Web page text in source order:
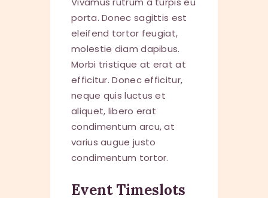
porta. Donec sagittis est
eleifend tortor feugiat,
molestie diam dapibus.
Morbi tristique at erat at
efficitur. Donec efficitur,
neque quis luctus et
aliquet, libero erat
condimentum arcu, at
varius augue justo
condimentum tortor.
Event Timeslots